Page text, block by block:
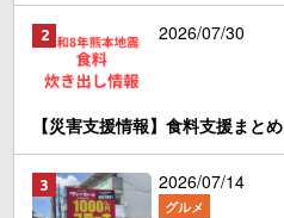
2026/07/30
【災害支援情報】食料支援まとめ
2026/07/14
グルメ